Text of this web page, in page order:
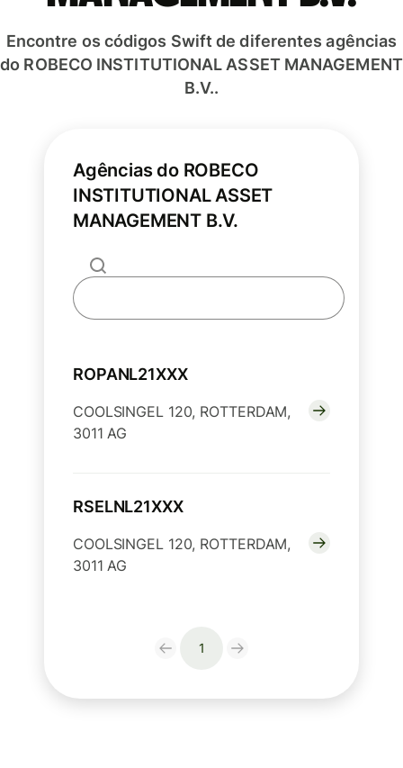
Encontre os códigos Swift de diferentes agências
do ROBECO INSTITUTIONAL ASSET MANAGEMENT
B.V..
Agências do ROBECO
INSTITUTIONAL ASSET
MANAGEMENT B.V.
ROPANL21XXX
COOLSINGEL 120, ROTTERDAM,
3011 AG
RSELNL21XXX
COOLSINGEL 120, ROTTERDAM,
3011 AG
1